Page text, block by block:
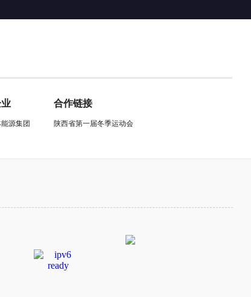
源集团
合作链接
陕西省第一届冬季运动会